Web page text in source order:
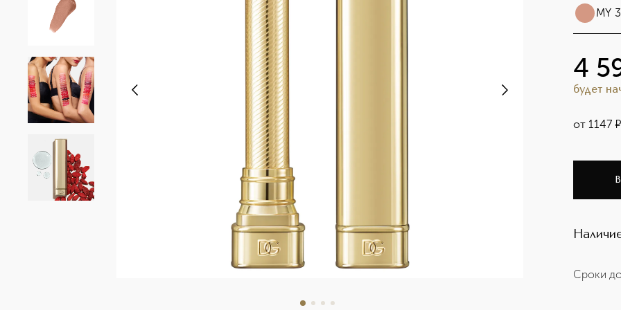
MY
4
будет
от 1147 ¤
Сроки